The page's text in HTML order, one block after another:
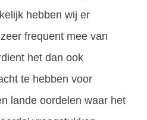
hebben wij er
frequent mee van
het dan ook
te hebben voor
lande oordelen waar het